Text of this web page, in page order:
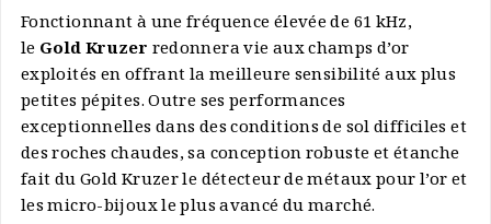
Fonctionnant à une fréquence élevée de 61 kHz,
leGold Kruzerredonnera vie aux champs d’or
exploités en offrant la meilleure sensibilité aux plus
petites pépites. Outre ses performances
exceptionnelles dans des conditions de sol difficiles et
des roches chaudes, sa conception robuste et étanche
fait du Gold Kruzer le détecteur de métaux pour l’or et
les micro-bijoux le plus avancé du marché.